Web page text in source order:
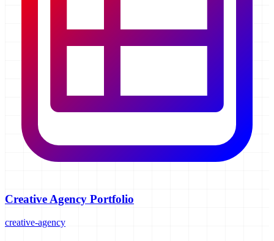
Creative Agency Portfolio
creative-agency